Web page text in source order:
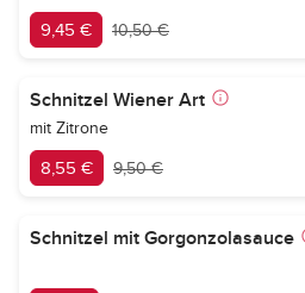
9,45 € 10,50 €
Schnitzel Wiener Art
mit Zitrone
8,55 € 9,50 €
Schnitzel mit Gorgonzolasauce